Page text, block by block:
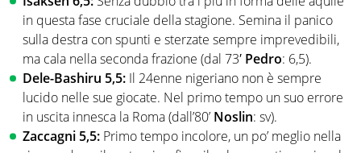
in questa fase cruciale della stagione. Semina il panico
sulla destra con spunti e sterzate sempre imprevedibili,
ma cala nella seconda frazione (dal 73′ Pedro: 6,5).
Dele-Bashiru 5,5: Il 24enne nigeriano non è sempre
lucido nelle sue giocate. Nel primo tempo un suo errore
in uscita innesca la Roma (dall’80’ Noslin: sv).
Zaccagni 5,5: Primo tempo incolore, un po’ meglio nella